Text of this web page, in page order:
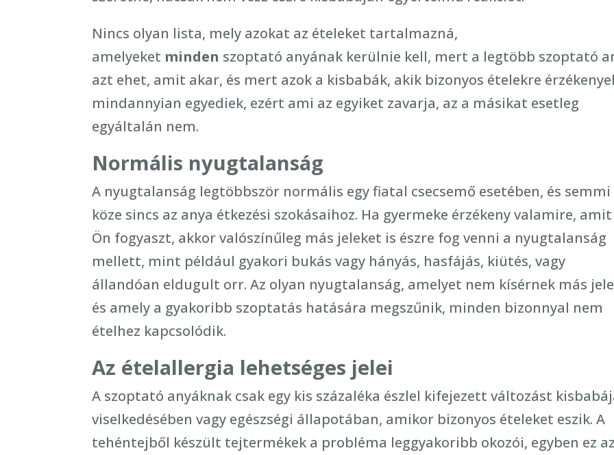
Nincs olyan lista, mely azokat az ételeket tartalmazná,
amelyeket minden szoptató anyának kerülnie kell, mert a legtöbb szoptató
azt ehet, amit akar, és mert azok a kisbabák, akik bizonyos ételekre
mindannyian egyediek, ezért ami az egyiket zavarja, az a másikat esetleg
egyáltalán nem.
Normális nyugtalanság
A nyugtalanság legtöbbször normális egy fiatal csecsemő esetében, és semmi
köze sincs az anya étkezési szokásaihoz. Ha gyermeke érzékeny valamire, amit
Ön fogyaszt, akkor valószínűleg más jeleket is észre fog venni a nyugtalanság
mellett, mint például gyakori bukás vagy hányás, hasfájás, kiütés, vagy
állandóan eldugult orr. Az olyan nyugtalanság, amelyet nem kísérnek más
és amely a gyakoribb szoptatás hatására megszűnik, minden bizonnyal nem
ételhez kapcsolódik.
Az ételallergia lehetséges jelei
A szoptató anyáknak csak egy kis százaléka észlel kifejezett változást
viselkedésében vagy egészségi állapotában, amikor bizonyos ételeket eszik. A
tehéntejből készült tejtermékek a probléma leggyakoribb okozói, egyben ez az